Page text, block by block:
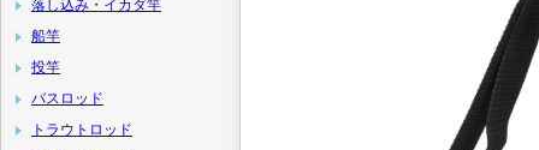
落し込み・イカダ竿
船竿
投竿
バスロッド
トラウトロッド